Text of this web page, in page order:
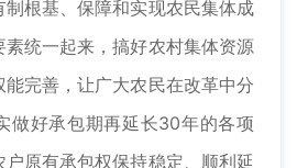
根基、保障和实现农民集体成
素统一起来，搞好农村集体资源
完善，让广大农民在改革中分
做好承包期再延长30年的各项
原有承包权保持稳定、顺利延